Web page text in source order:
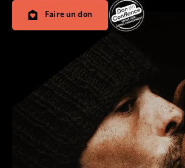
Faire un don